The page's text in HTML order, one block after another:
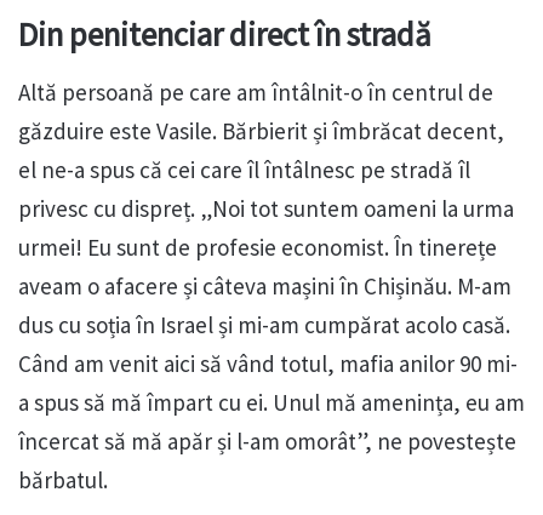
Din penitenciar direct în stradă
Altă persoană pe care am întâlnit-o în centrul de
găzduire este Vasile. Bărbierit și îmbrăcat decent,
el ne-a spus că cei care îl întâlnesc pe stradă îl
privesc cu dispreț. „Noi tot suntem oameni la urma
urmei! Eu sunt de profesie economist. În tinerețe
aveam o afacere și câteva mașini în Chișinău. M-am
dus cu soția în Israel și mi-am cumpărat acolo casă.
Când am venit aici să vând totul, mafia anilor 90 mi-
a spus să mă împart cu ei. Unul mă amenința, eu am
încercat să mă apăr și l-am omorât”, ne povestește
bărbatul.